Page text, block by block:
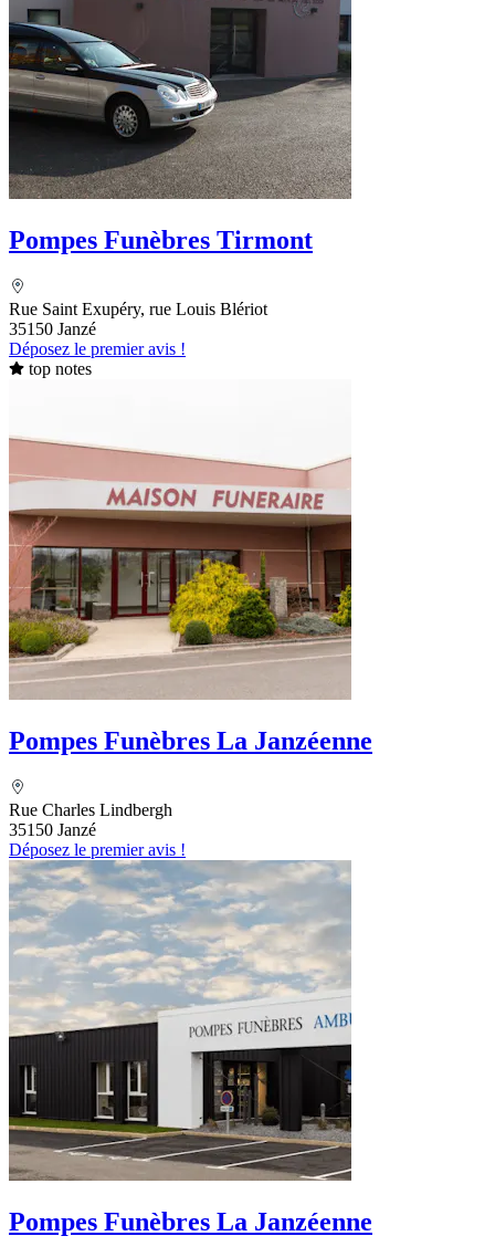
Pompes Funèbres Tirmont
Rue Saint Exupéry, rue Louis Blériot
35150 Janzé
Déposez le premier avis !
top notes
Pompes Funèbres La Janzéenne
Rue Charles Lindbergh
35150 Janzé
Déposez le premier avis !
Pompes Funèbres La Janzéenne